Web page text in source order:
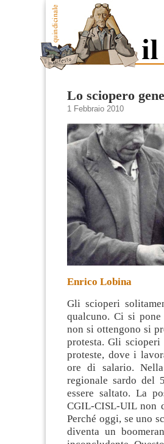
Lo sciopero
1 Febbraio 2010
Enrico Lobina
Gli scioperi
qualcuno. Ci si
non si ottengono si
protesta. Gli
proteste, dove i
ore di salario. Nella
regionale sardo del
essere saltato. La
CGIL-CISL-UIL non
Perché oggi, se uno
diventa un